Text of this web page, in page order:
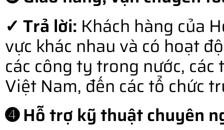
✓ Trả lời: Khách hàng của
vực khác nhau và có hoạt
các công ty trong nước,
Việt Nam, đến các tổ chức
➍ Hỗ trợ kỹ thuật chuyên